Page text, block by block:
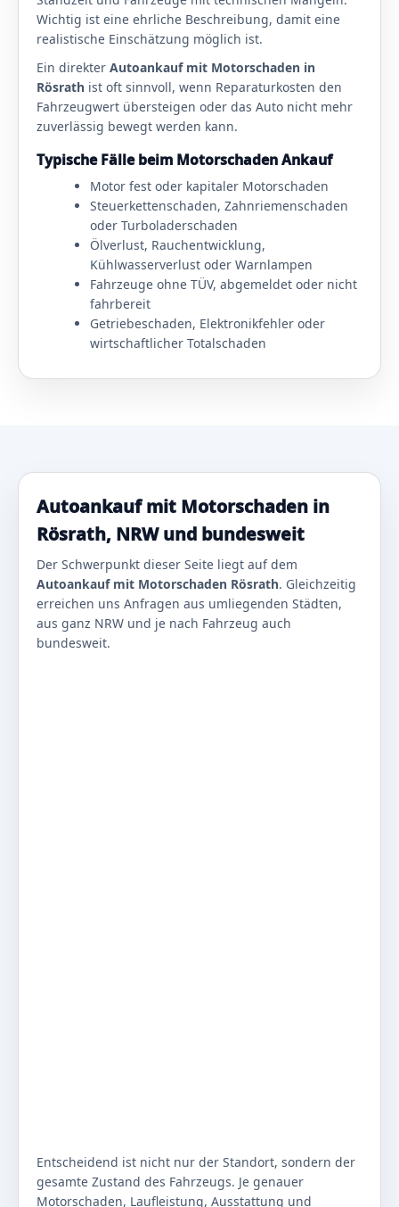
Wichtig ist eine ehrliche Beschreibung, damit eine
realistische Einschätzung möglich ist.
Ein direkter Autoankauf mit Motorschaden in
Rösrath ist oft sinnvoll, wenn Reparaturkosten den
Fahrzeugwert übersteigen oder das Auto nicht mehr
zuverlässig bewegt werden kann.
Typische Fälle beim Motorschaden Ankauf
Motor fest oder kapitaler Motorschaden
Steuerkettenschaden, Zahnriemenschaden
oder Turboladerschaden
Ölverlust, Rauchentwicklung,
Kühlwasserverlust oder Warnlampen
Fahrzeuge ohne TÜV, abgemeldet oder nicht
fahrbereit
Getriebeschaden, Elektronikfehler oder
wirtschaftlicher Totalschaden
Autoankauf mit Motorschaden in
Rösrath, NRW und bundesweit
Der Schwerpunkt dieser Seite liegt auf dem
Autoankauf mit Motorschaden Rösrath. Gleichzeitig
erreichen uns Anfragen aus umliegenden Städten,
aus ganz NRW und je nach Fahrzeug auch
bundesweit.
Entscheidend ist nicht nur der Standort, sondern der
gesamte Zustand des Fahrzeugs. Je genauer
Motorschaden, Laufleistung, Ausstattung und